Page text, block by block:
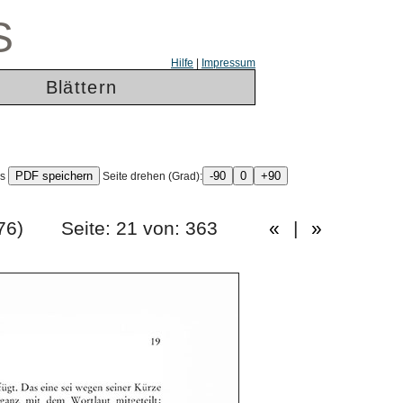
Hilfe Impressum
Blättern
Seite drehen (Grad):
1976) Seite: 21 von: 363 « | »